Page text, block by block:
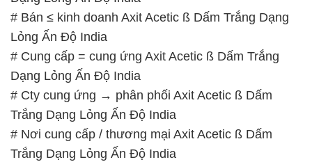
# Bán ≤ kinh doanh Axit Acetic ß Dấm Trắng Dạng
Lỏng Ấn Độ India
# Cung cấp = cung ứng Axit Acetic ß Dấm Trắng
Dạng Lỏng Ấn Độ India
# Cty cung ứng → phân phối Axit Acetic ß Dấm
Trắng Dạng Lỏng Ấn Độ India
# Nơi cung cấp / thương mại Axit Acetic ß Dấm
Trắng Dạng Lỏng Ấn Độ India